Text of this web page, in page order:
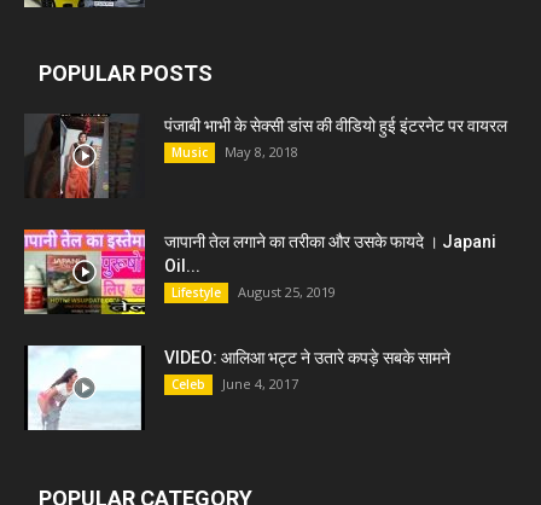
POPULAR POSTS
पंजाबी भाभी के सेक्सी डांस की वीडियो हुई इंटरनेट पर वायरल
Music May 8, 2018
जापानी तेल लगाने का तरीका और उसके फायदे । Japani
Oil...
Lifestyle August 25, 2019
VIDEO: आलिआ भट्ट ने उतारे कपड़े सबके सामने
Celeb June 4, 2017
POPULAR CATEGORY